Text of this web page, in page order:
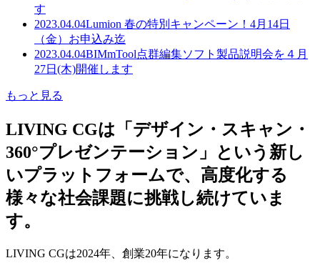
す
2023.04.04Lumion 春の特別キャンペーン！4月14日
（金）お申込み迄
2023.04.04BIMmTool点群編集ソフト製品説明会を４月
27日(木)開催します
もっと見る
LIVING CGは「デザイン・スキャン・
360°プレゼンテーション」という新し
いプラットフォームで、高度化する
様々な社会課題に挑戦し続けていま
す。
LIVING CGは2024年、創業20年になります。